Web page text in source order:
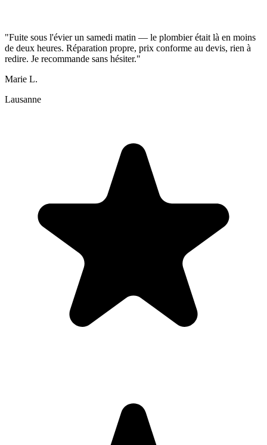
"Fuite sous l'évier un samedi matin — le plombier était là en moins
de deux heures. Réparation propre, prix conforme au devis, rien à
redire. Je recommande sans hésiter."
Marie L.
Lausanne